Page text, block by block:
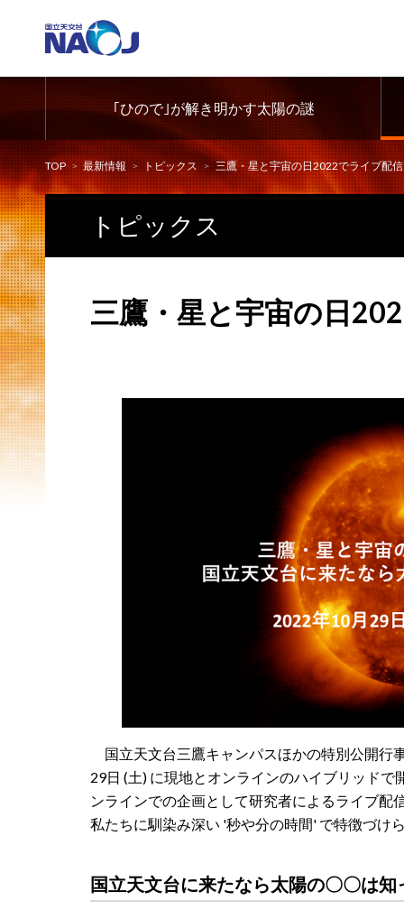
｢ひので｣が解き明かす太陽の謎
TOP 最新情報 トピックス 三鷹・星と宇宙の日2022でライブ配信
トピックス
三鷹・星と宇宙の日
国立天文台三鷹キャンパスほかの特別公開行
29日 (土) に現地とオンラインのハイブリッド
ンラインでの企画として研究者によるライブ
私たちに馴染み深い '秒や分の時間' で特徴づけ
国立天文台に来たなら太陽の〇〇は知